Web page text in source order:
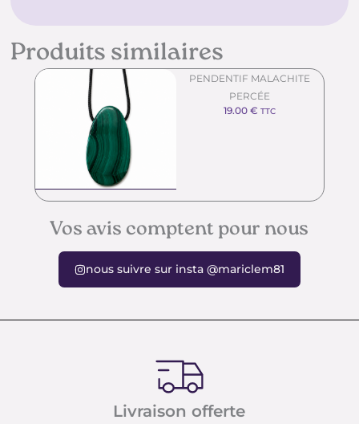
Produits similaires
PENDENTIF MALACHITE
PERCÉE
19.00€ TTC
Vos avis comptent pour nous
nous suivre sur insta @mariclem81
Livraison offerte